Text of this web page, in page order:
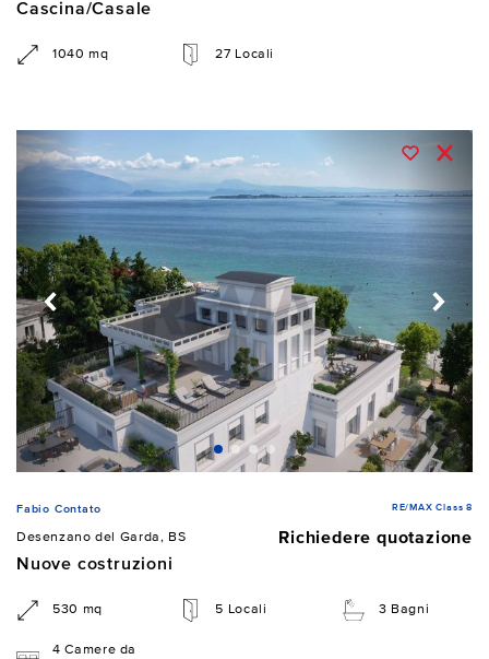
Cascina/Casale
1040 mq 27 Locali
Fabio Contato RE/MAX Class 8
Desenzano del Garda, BS
Richiedere quotazione
Nuove costruzioni
530 mq 5 Locali 3 Bagni
4 Camere da